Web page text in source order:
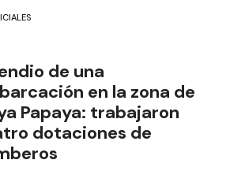
de una
en la zona de
Papaya: trabajaron
dotaciones de